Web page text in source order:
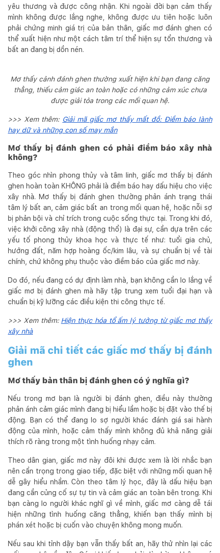
yêu thương và được công nhận. Khi ngoài đời bạn cảm thấy
mình không được lắng nghe, không được ưu tiên hoặc luôn
phải chứng minh giá trị của bản thân, giấc mơ đánh ghen có
thể xuất hiện như một cách tâm trí thể hiện sự tổn thương và
bất an đang bị dồn nén.
Mơ thấy cảnh đánh ghen thường xuất hiện khi bạn đang căng
thẳng, thiếu cảm giác an toàn hoặc có những cảm xúc chưa
được giải tỏa trong các mối quan hệ.
>>> Xem thêm: Giải mã giấc mơ thấy mất đồ: Điềm báo lành
hay dữ và những con số may mắn
Mơ thấy bị đánh ghen có phải điềm báo xây nhà
không?
Theo góc nhìn phong thủy và tâm linh, giấc mơ thấy bị đánh
ghen hoàn toàn KHÔNG phải là điềm báo hay dấu hiệu cho việc
xây nhà. Mơ thấy bị đánh ghen thường phản ánh trạng thái
tâm lý bất an, cảm giác bất an trong mối quan hệ, hoặc nỗi sợ
bị phản bội và chỉ trích trong cuộc sống thực tại. Trong khi đó,
việc khởi công xây nhà (động thổ) là đại sự, cần dựa trên các
yếu tố phong thủy khoa học và thực tế như: tuổi gia chủ,
hướng đất, năm hợp hoàng ốc/kim lâu, và sự chuẩn bị về tài
chính, chứ không phụ thuộc vào điềm báo của giấc mơ này.
Do đó, nếu đang có dự định làm nhà, bạn không cần lo lắng về
giấc mơ bị đánh ghen mà hãy tập trung xem tuổi đại hạn và
chuẩn bị kỹ lưỡng các điều kiện thi công thực tế.
>>> Xem thêm: Hiện thực hóa tổ ấm lý tưởng từ giấc mơ thấy
xây nhà
Giải mã chi tiết các giấc mơ thấy bị đánh
ghen
Mơ thấy bản thân bị đánh ghen có ý nghĩa gì?
Nếu trong mơ bạn là người bị đánh ghen, điều này thường
phản ánh cảm giác mình đang bị hiểu lầm hoặc bị đặt vào thế bị
động. Bạn có thể đang lo sợ người khác đánh giá sai hành
động của mình, hoặc cảm thấy mình không đủ khả năng giải
thích rõ ràng trong một tình huống nhạy cảm.
Theo dân gian, giấc mơ này đôi khi được xem là lời nhắc bạn
nên cẩn trọng trong giao tiếp, đặc biệt với những mối quan hệ
dễ gây hiểu nhầm. Còn theo tâm lý học, đây là dấu hiệu bạn
đang cần củng cố sự tự tin và cảm giác an toàn bên trong. Khi
bạn càng lo người khác nghĩ gì về mình, giấc mơ càng dễ tái
hiện những tình huống căng thẳng, khiến bạn thấy mình bị
phán xét hoặc bị cuốn vào chuyện không mong muốn.
Nếu sau khi tỉnh dậy bạn vẫn thấy bất an, hãy thử nhìn lại các